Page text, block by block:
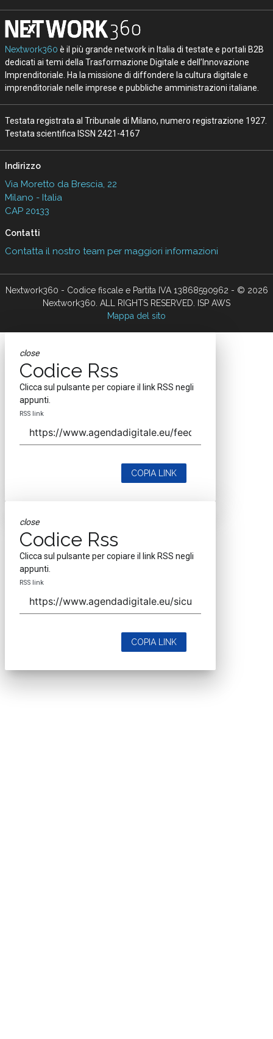
Nextwork360 è il più grande network in Italia di testate e portali B2B
dedicati ai temi della Trasformazione Digitale e dell’Innovazione
Imprenditoriale. Ha la missione di diffondere la cultura digitale e
imprenditoriale nelle imprese e pubbliche amministrazioni italiane.
Testata registrata al Tribunale di Milano, numero registrazione 1927.
Testata scientifica ISSN 2421-4167
Indirizzo
Via Moretto da Brescia, 22
Milano - Italia
CAP 20133
Contatti
Contatta il nostro team per maggiori informazioni
Nextwork360 - Codice fiscale e Partita IVA 13868590962 - © 2026
Nextwork360. ALL RIGHTS RESERVED. ISP AWS
Mappa del sito
close
Codice Rss
Clicca sul pulsante per copiare il link RSS negli
appunti.
RSS link
COPIA LINK
close
Codice Rss
Clicca sul pulsante per copiare il link RSS negli
appunti.
RSS link
COPIA LINK